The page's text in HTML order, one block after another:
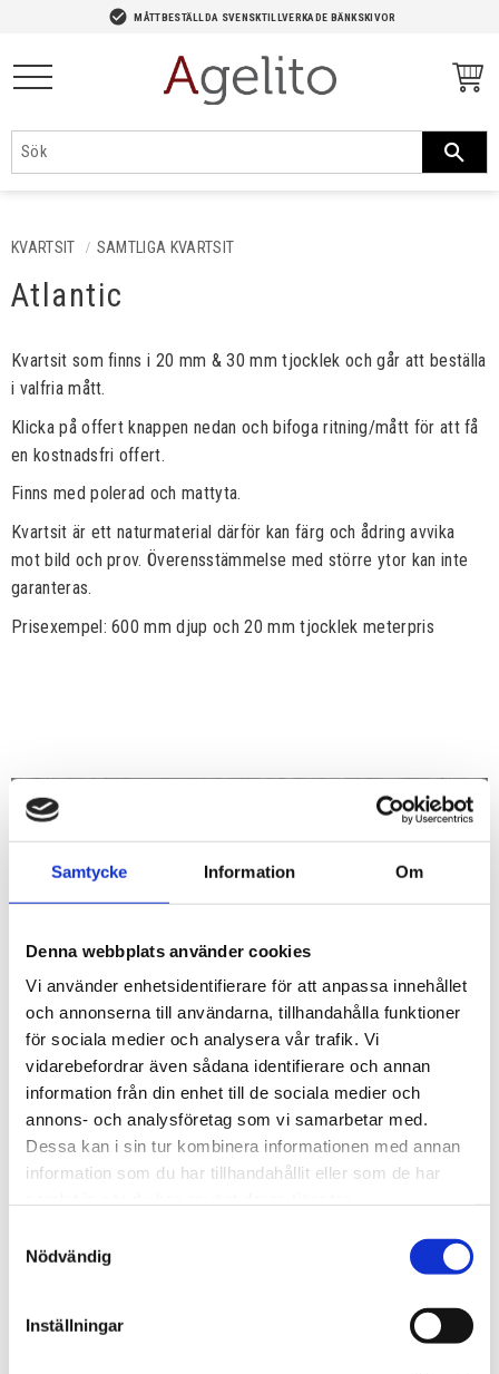
Samtycke Information Om
Denna webbplats använder cookies
Vi använder enhetsidentifierare för att anpassa innehållet
och annonserna till användarna, tillhandahålla funktioner
för sociala medier och analysera vår trafik. Vi
vidarebefordrar även sådana identifierare och annan
information från din enhet till de sociala medier och
annons- och analysföretag som vi samarbetar med.
Dessa kan i sin tur kombinera informationen med annan
information som du har tillhandahållit eller som de har
Nödvändig
Inställningar
check_circle MÅTTBESTÄLLDA SVENSKTILLVERKADE BÄNKSKIVOR
KVARTSIT SAMTLIGA KVARTSIT
Atlantic
Kvartsit som finns i 20 mm & 30 mm tjocklek och går att beställa
i valfria mått.
Klicka på offert knappen nedan och bifoga ritning/mått för att få
en kostnadsfri offert.
Finns med polerad och mattyta.
Kvartsit är ett naturmaterial därför kan färg och ådring avvika
mot bild och prov. Överensstämmelse med större ytor kan inte
garanteras.
Prisexempel: 600 mm djup och 20 mm tjocklek meterpris